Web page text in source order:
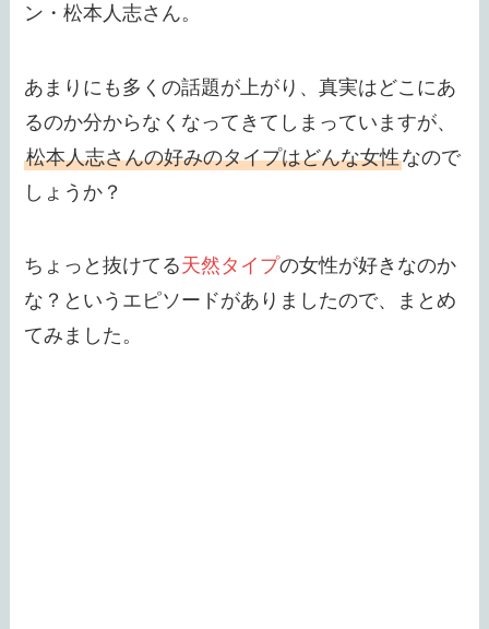
ン・松本人志さん。
あまりにも多くの話題が上がり、真実はどこにあ
るのか分からなくなってきてしまっていますが、
松本人志さんの好みのタイプはどんな女性なので
しょうか？
ちょっと抜けてる天然タイプの女性が好きなのか
な？というエピソードがありましたので、まとめ
てみました。